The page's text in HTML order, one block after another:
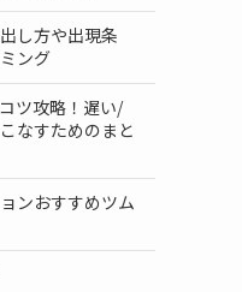
し方や出現条
ング
ツ攻略！遅い/
なすためのまと
ンおすすめツム